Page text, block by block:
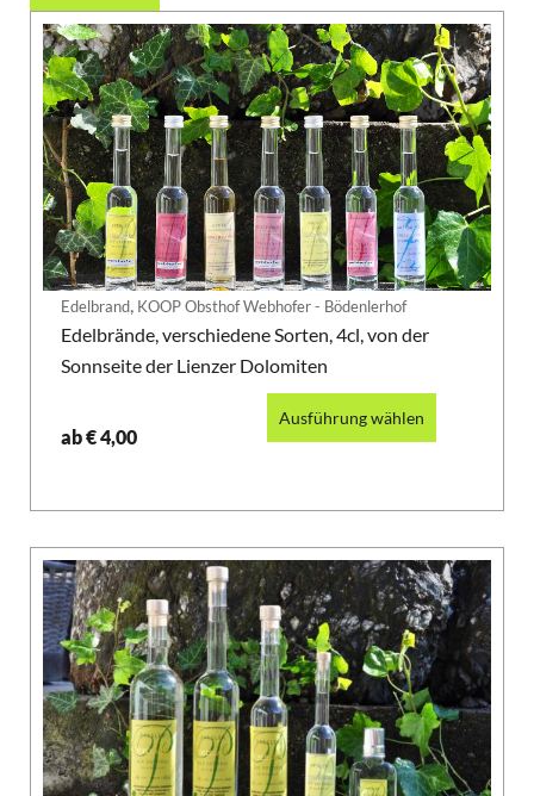
Edelbrand, KOOP Obsthof Webhofer - Bödenlerhof
Edelbrände, verschiedene Sorten, 4cl, von der
Sonnseite der Lienzer Dolomiten
ab€4,00
Ausführung wählen